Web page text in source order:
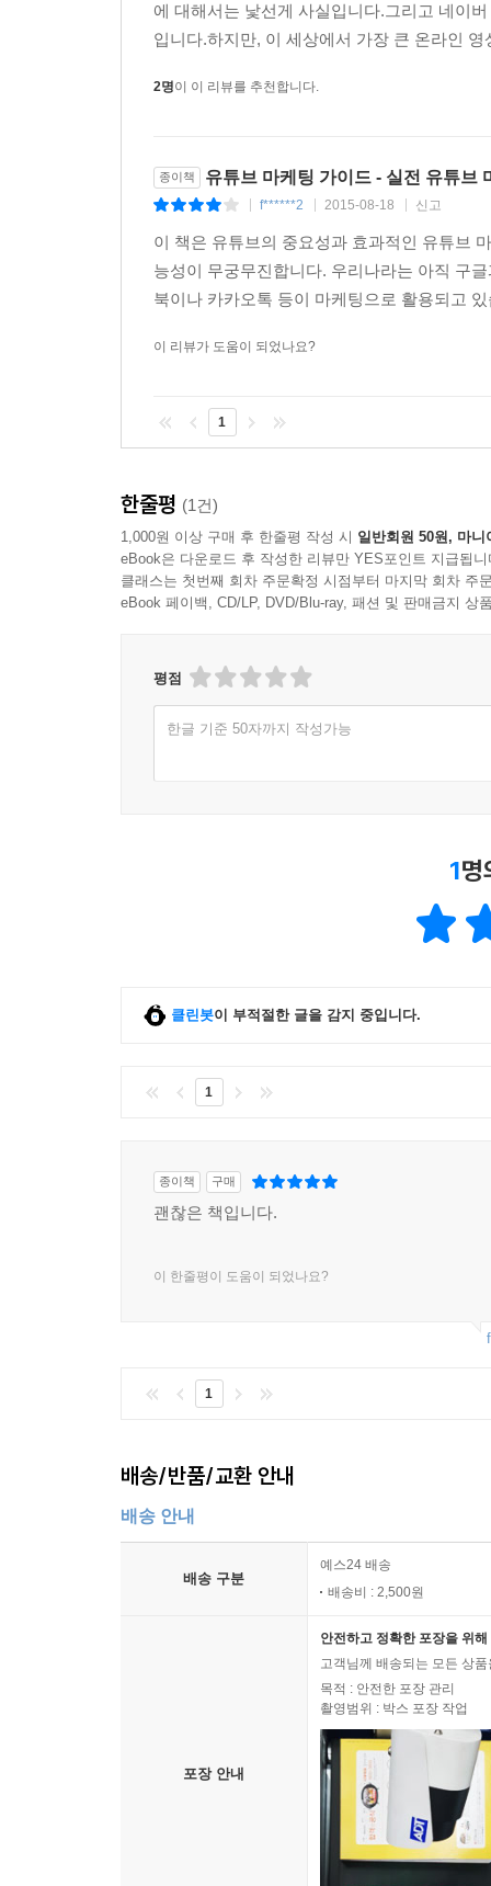
에 대해서는 낯선게 사실입니다.그리고 네이
입니다.하지만, 이 세상에서 가장 큰 온라인
2명이 이 리뷰를 추천합니다.
종이책 유튜브 마케팅 가이드 - 실전 유튜브
f******2 2015-08-18 신고
이 책은 유튜브의 중요성과 효과적인 유튜브
능성이 무궁무진합니다. 우리나라는 아직 구
북이나 카카오톡 등이 마케팅으로 활용되고
이 리뷰가 도움이 되었나요?
1
한줄평 (1건)
1,000원 이상 구매 후 한줄평 작성 시 일반회원 50원, 마니
eBook은 다운로드 후 작성한 리뷰만 YES포인트 지급됩니
클래스는 첫번째 회차 주문확정 시점부터 마지막 회차 주
eBook 페이백, CD/LP, DVD/Blu-ray, 패션 및 판매금지 상
평점
한글 기준 50자까지 작성가능
1명
클린봇이 부적절한 글을 감지 중입니다.
1
종이책 구매
괜찮은 책입니다.
이 한줄평이 도움이 되었나요?
1
배송/반품/교환 안내
배송 안내
배송 구분
예스24 배송
배송비 : 2,500원
포장 안내
안전하고 정확한 포장을 위
고객님께 배송되는 모든 상
목적 : 안전한 포장 관리
촬영범위 : 박스 포장 작업